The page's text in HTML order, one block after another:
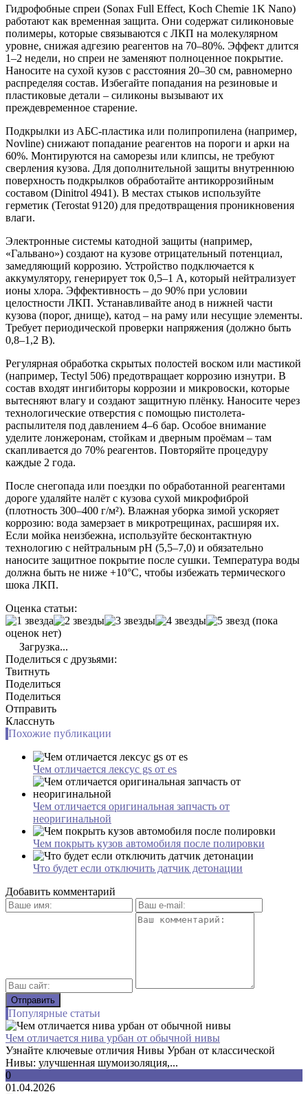
Гидрофобные спреи (Sonax Full Effect, Koch Chemie 1K Nano)
работают как временная защита. Они содержат силиконовые
полимеры, которые связываются с ЛКП на молекулярном
уровне, снижая адгезию реагентов на 70–80%. Эффект длится
1–2 недели, но спреи не заменяют полноценное покрытие.
Наносите на сухой кузов с расстояния 20–30 см, равномерно
распределяя состав. Избегайте попадания на резиновые и
пластиковые детали – силиконы вызывают их
преждевременное старение.
Подкрылки из АБС-пластика или полипропилена (например,
Novline) снижают попадание реагентов на пороги и арки на
60%. Монтируются на саморезы или клипсы, не требуют
сверления кузова. Для дополнительной защиты внутреннюю
поверхность подкрылков обработайте антикоррозийным
составом (Dinitrol 4941). В местах стыков используйте
герметик (Terostat 9120) для предотвращения проникновения
влаги.
Электронные системы катодной защиты (например,
«Гальвано») создают на кузове отрицательный потенциал,
замедляющий коррозию. Устройство подключается к
аккумулятору, генерирует ток 0,5–1 А, который нейтрализует
ионы хлора. Эффективность – до 90% при условии
целостности ЛКП. Устанавливайте анод в нижней части
кузова (порог, днище), катод – на раму или несущие элементы.
Требует периодической проверки напряжения (должно быть
0,8–1,2 В).
Регулярная обработка скрытых полостей воском или мастикой
(например, Tectyl 506) предотвращает коррозию изнутри. В
состав входят ингибиторы коррозии и микровоски, которые
вытесняют влагу и создают защитную плёнку. Наносите через
технологические отверстия с помощью пистолета-
распылителя под давлением 4–6 бар. Особое внимание
уделите лонжеронам, стойкам и дверным проёмам – там
скапливается до 70% реагентов. Повторяйте процедуру
каждые 2 года.
После снегопада или поездки по обработанной реагентами
дороге удаляйте налёт с кузова сухой микрофиброй
(плотность 300–400 г/м²). Влажная уборка зимой ускоряет
коррозию: вода замерзает в микротрещинах, расширяя их.
Если мойка неизбежна, используйте бесконтактную
технологию с нейтральным pH (5,5–7,0) и обязательно
наносите защитное покрытие после сушки. Температура воды
должна быть не ниже +10°C, чтобы избежать термического
шока ЛКП.
Оценка статьи:
(пока
оценок нет)
Загрузка...
Поделиться с друзьями:
Твитнуть
Поделиться
Поделиться
Отправить
Класснуть
Похожие публикации
Чем отличается лексус gs от es
Чем отличается оригинальная запчасть от
неоригинальной
Чем покрыть кузов автомобиля после полировки
Что будет если отключить датчик детонации
Добавить комментарий
Популярные статьи
Чем отличается нива урбан от обычной нивы
Узнайте ключевые отличия Нивы Урбан от классической
Нивы: улучшенная шумоизоляция,...
0
01.04.2026